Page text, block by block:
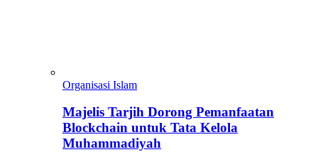
Organisasi Islam
Majelis Tarjih Dorong Pemanfaatan
Blockchain untuk Tata Kelola
Muhammadiyah